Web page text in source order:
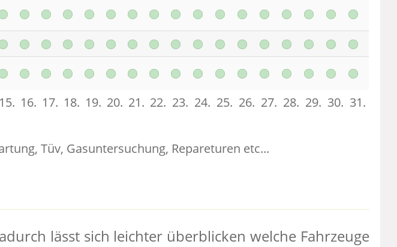
15. 16. 17. 18. 19. 20. 21. 22. 23. 24. 25. 26. 27. 28. 29. 30. 31.
Tüv, Gasuntersuchung, Repareturen etc...
lässt sich leichter überblicken welche Fahrzeuge